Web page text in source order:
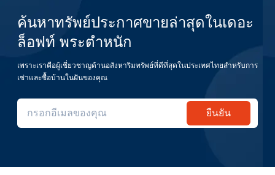
ค้นหาทรัพย์ประกาศขายล่าสุดในเดอะ
ล็อฟท์ พระตำหนัก
เพราะเราคือผู้เชี่ยวชาญด้านอสังหาริมทรัพย์ที่ดีที่สุดในประเทศไทยสำหรับการ
เช่าและซื้อบ้านในฝันของคุณ
ยืนยัน